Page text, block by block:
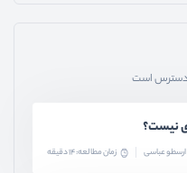
ارسطو عباسی زمان مطالعه: 14 دقیقه